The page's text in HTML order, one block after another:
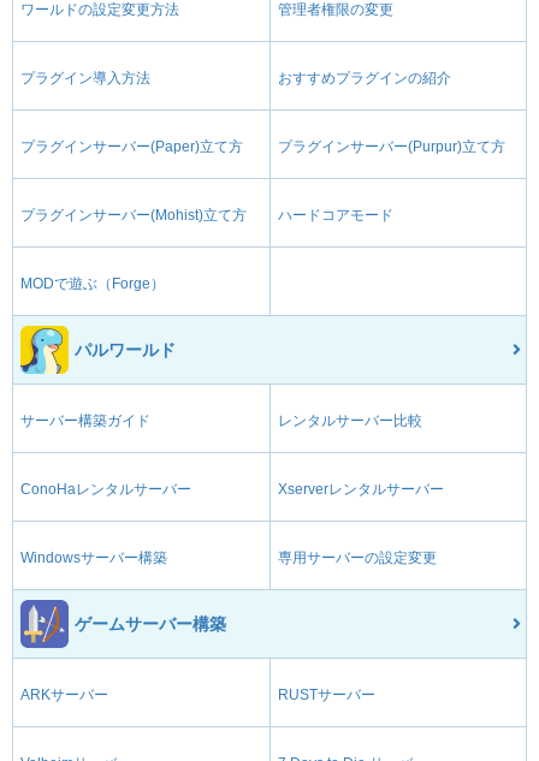
ワールドの設定変更方法 管理者権限の変更
プラグイン導入方法 おすすめプラグインの紹介
プラグインサーバー(Paper)立て方 プラグインサーバー(Purpur)立て方
プラグインサーバー(Mohist)立て方 ハードコアモード
MODで遊ぶ（Forge）
パルワールド
サーバー構築ガイド レンタルサーバー比較
ConoHaレンタルサーバー Xserverレンタルサーバー
Windowsサーバー構築 専用サーバーの設定変更
ゲームサーバー構築
ARKサーバー RUSTサーバー